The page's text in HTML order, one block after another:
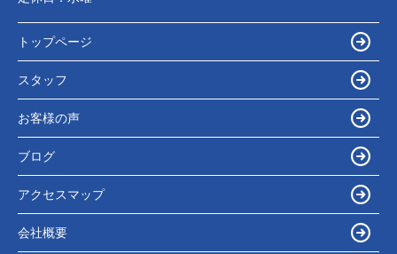
トップページ
スタッフ
お客様の声
ブログ
アクセスマップ
会社概要